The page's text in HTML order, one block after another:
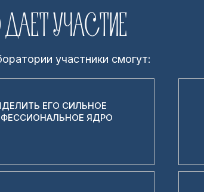
УЧАСТИЕ
участники смогут:
ЕГО СИЛЬНОЕ
ЯДРО